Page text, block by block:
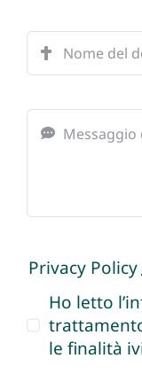
Privacy Policy
Ho letto
le finalità